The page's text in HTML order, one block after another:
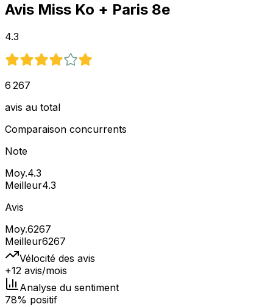
Avis Miss Ko + Paris 8e
4.3
6 267
avis au total
Comparaison concurrents
Note
Moy.4.3
Meilleur4.3
Avis
Moy.6267
Meilleur6267
Vélocité des avis
+12 avis/mois
Analyse du sentiment
78% positif